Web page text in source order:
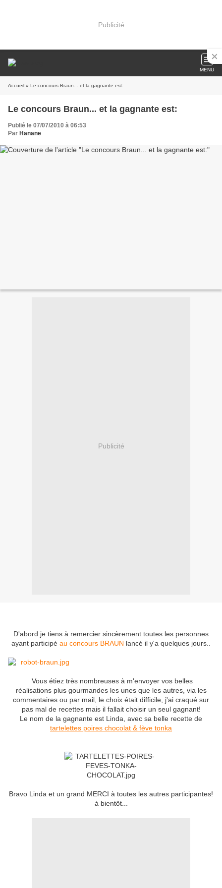
Publicité
MENU
Accueil » Le concours Braun... et la gagnante est:
Le concours Braun... et la gagnante est:
Publié le 07/07/2010 à 06:53
Par Hanane
Publicité
D'abord je tiens à remercier sincèrement toutes les personnes
ayant participé au concours BRAUN lancé il y'a quelques jours..
Vous étiez très nombreuses à m'envoyer vos belles
réalisations plus gourmandes les unes que les autres, via les
commentaires ou par mail, le choix était difficile, j'ai craqué sur
pas mal de recettes mais il fallait choisir un seul gagnant!
Le nom de la gagnante est Linda, avec sa belle recette de
tartelettes poires chocolat & fève tonka
Bravo Linda et un grand MERCI à toutes les autres participantes!
à bientôt...